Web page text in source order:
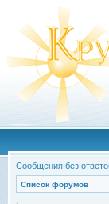
Сообщения без
Список форумов